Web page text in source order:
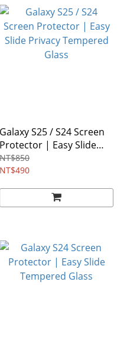
Galaxy S25 / S24 Screen
Protector | Easy Slide
Privacy Tempered Glass
NT$850
NT$490